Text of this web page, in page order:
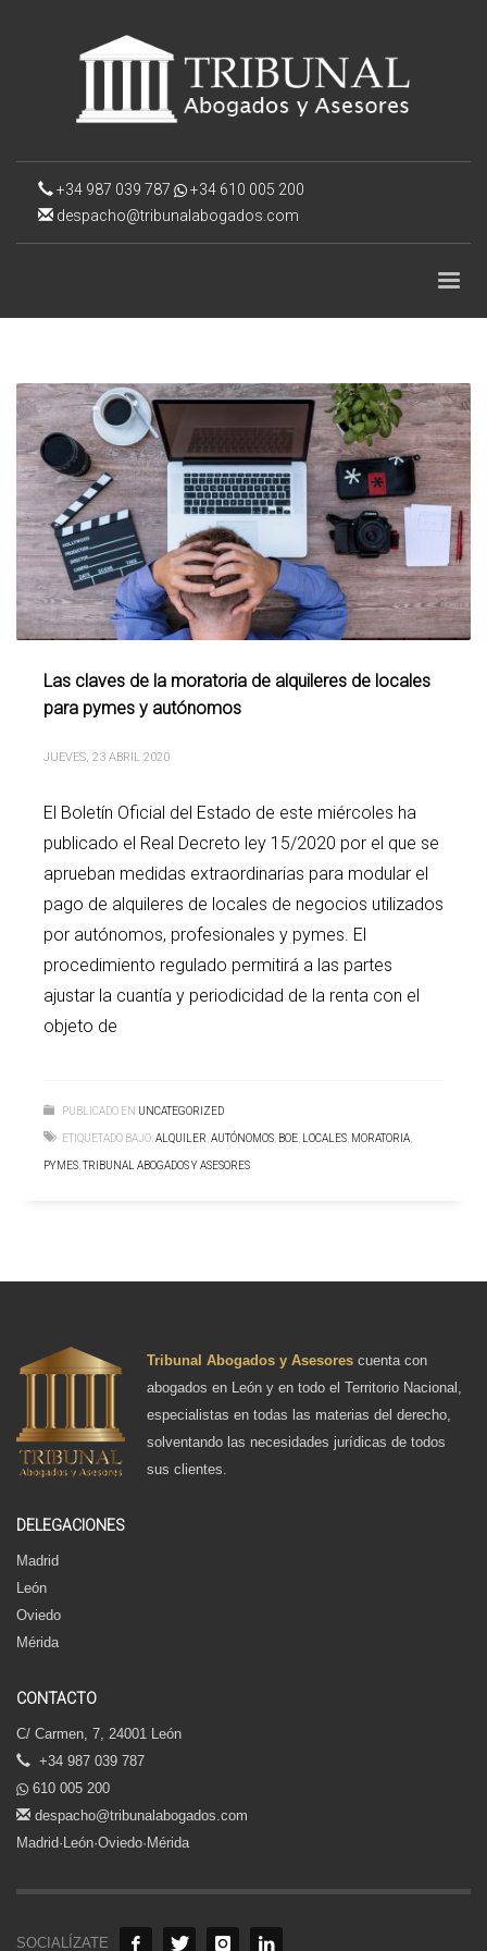
+34 987 039 787
+34 610 005 200
despacho@tribunalabogados.com
Las claves de la moratoria de alquileres de locales
para pymes y autónomos
JUEVES, 23 ABRIL 2020
El Boletín Oficial del Estado de este miércoles ha
publicado el Real Decreto ley 15/2020 por el que se
aprueban medidas extraordinarias para modular el
pago de alquileres de locales de negocios utilizados
por autónomos, profesionales y pymes. El
procedimiento regulado permitirá a las partes
ajustar la cuantía y periodicidad de la renta con el
objeto de
PUBLICADO EN UNCATEGORIZED
ETIQUETADO BAJO:ALQUILER,AUTÓNOMOS, BOE, LOCALES, MORATORIA,
PYMES,TRIBUNAL ABOGADOS Y ASESORES
Tribunal Abogados y Asesores cuenta con
abogados en León y en todo el Territorio Nacional,
especialistas en todas las materias del derecho,
solventando las necesidades jurídicas de todos
sus clientes.
DELEGACIONES
Madrid
León
Oviedo
Mérida
CONTACTO
C/ Carmen, 7, 24001 León
+34 987 039 787
610 005 200
despacho@tribunalabogados.com
Madrid·León·Oviedo·Mérida
SOCIALÍZATE